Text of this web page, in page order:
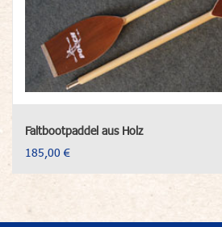
Faltbootpaddel aus Holz
185,00 €